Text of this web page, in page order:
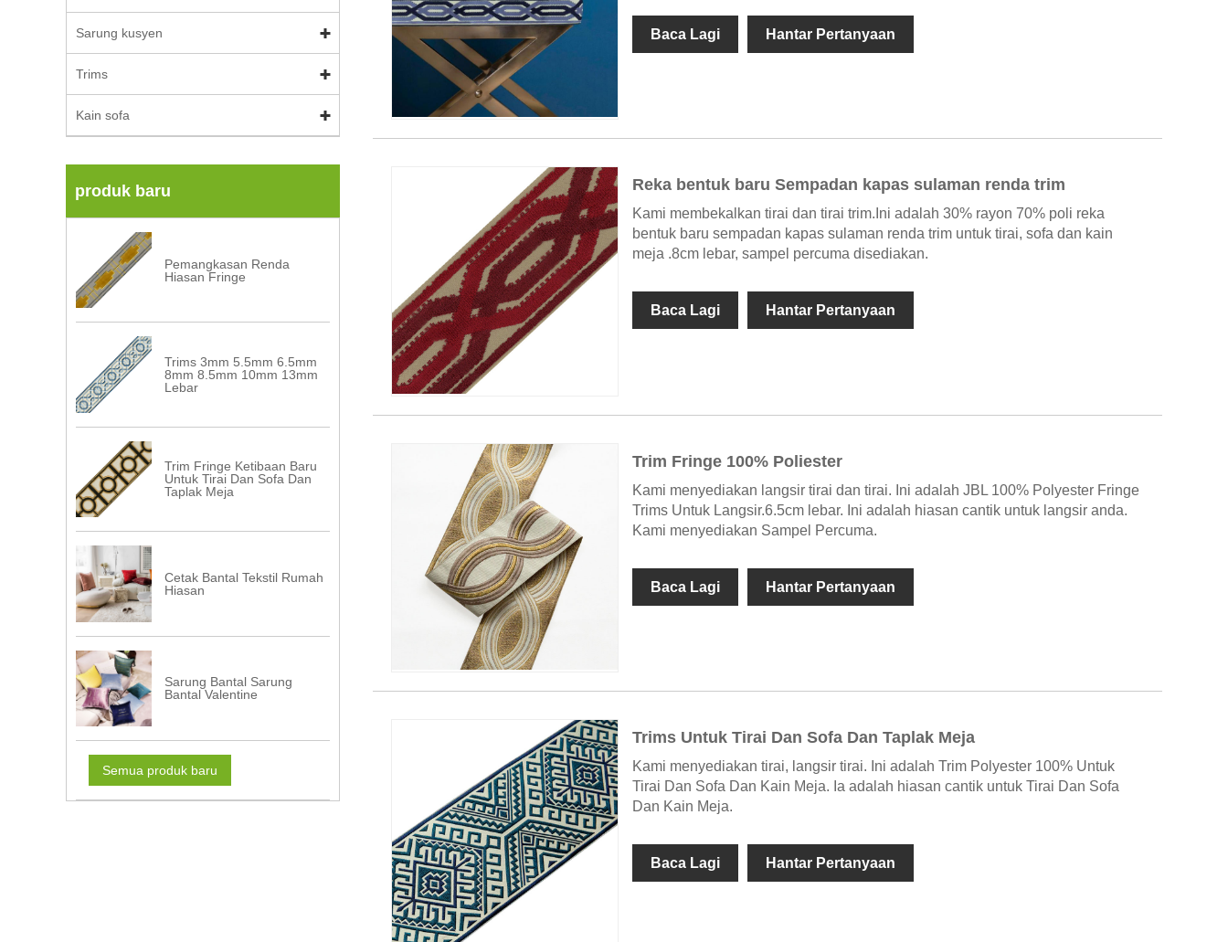
Sarung kusyen
Trims
Kain sofa
produk baru
Pemangkasan Renda
Hiasan Fringe
Trims 3mm 5.5mm 6.5mm
8mm 8.5mm 10mm 13mm
Lebar
Trim Fringe Ketibaan Baru
Untuk Tirai Dan Sofa Dan
Taplak Meja
Cetak Bantal Tekstil Rumah
Hiasan
Sarung Bantal Sarung
Bantal Valentine
Semua produk baru
Baca Lagi Hantar Pertanyaan
Reka bentuk baru Sempadan kapas sulaman renda trim
Kami membekalkan tirai dan tirai trim.Ini adalah 30% rayon 70% poli reka
bentuk baru sempadan kapas sulaman renda trim untuk tirai, sofa dan kain
meja .8cm lebar, sampel percuma disediakan.
Baca Lagi Hantar Pertanyaan
Trim Fringe 100% Poliester
Kami menyediakan langsir tirai dan tirai. Ini adalah JBL 100% Polyester Fringe
Trims Untuk Langsir.6.5cm lebar. Ini adalah hiasan cantik untuk langsir anda.
Kami menyediakan Sampel Percuma.
Baca Lagi Hantar Pertanyaan
Trims Untuk Tirai Dan Sofa Dan Taplak Meja
Kami menyediakan tirai, langsir tirai. Ini adalah Trim Polyester 100% Untuk
Tirai Dan Sofa Dan Kain Meja. Ia adalah hiasan cantik untuk Tirai Dan Sofa
Dan Kain Meja.
Baca Lagi Hantar Pertanyaan